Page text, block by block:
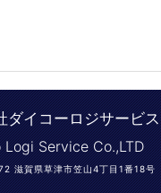
ダイコーロジサービス
Logi Service Co.,LTD
滋賀県草津市笠山4丁目1番18号